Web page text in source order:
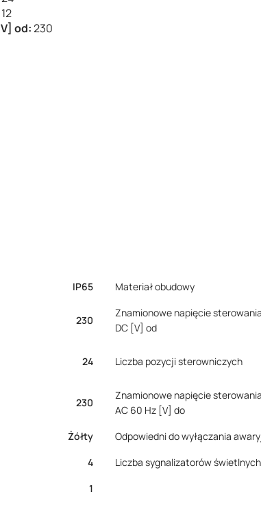
12
od:230
IP65 Materiał obudowy
230
Znamionowe napięcie
DC [V] od
24 Liczba pozycji sterowniczych
230
Znamionowe napięcie
AC 60 Hz [V] do
Żółty Odpowiedni do wyłączania
4 Liczba sygnalizatorów świetlnych
1